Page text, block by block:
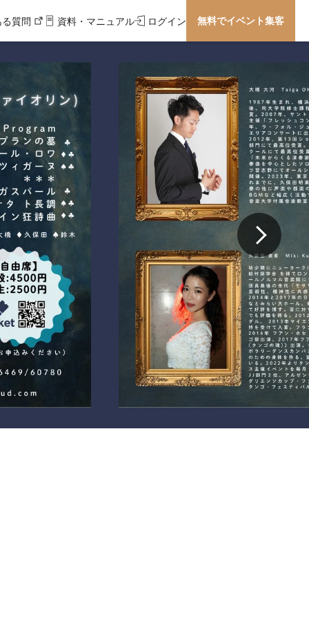
る質問 資料・マニュアル ログイン 無料でイベント集客